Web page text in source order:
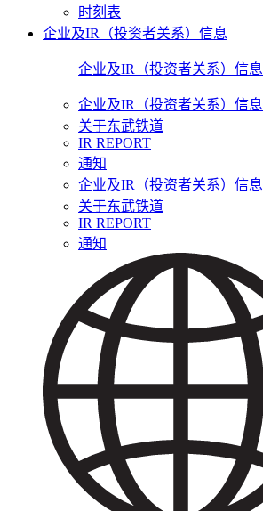
时刻表
企业及IR（投资者关系）信息
企业及IR（投资者关系）信息
企业及IR（投资者关系）信息
关于东武铁道
IR REPORT
通知
企业及IR（投资者关系）信息
关于东武铁道
IR REPORT
通知